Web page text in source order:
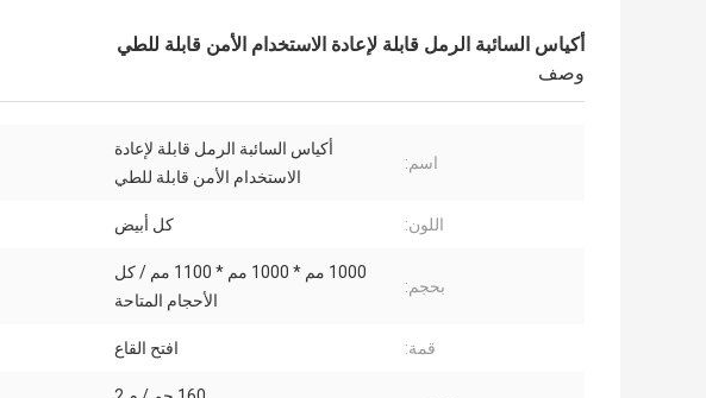
أكياس السائبة الرمل قابلة لإعادة الاستخدام الأمن قابلة للطي
وصف
اسم:
أكياس السائبة الرمل قابلة لإعادة
الاستخدام الأمن قابلة للطي
اللون: كل أبيض
بحجم:
1000 مم * 1000 مم * 1100 مم / كل
الأحجام المتاحة
قمة: افتح القاع